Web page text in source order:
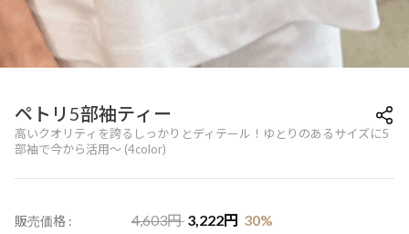
ペトリ5部袖ティー
高いクオリティを誇るしっかりとディテール！ゆとりのあるサイズに5
部袖で今から活用～ (4color)
販売価格 : 4,603円 3,222円 30%